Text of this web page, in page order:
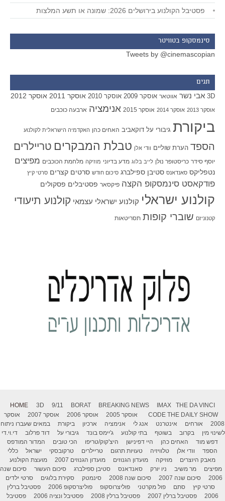
פסטיבל הקולנוע בירושלים 2026: שמונה או תשע המלצות
סינמסקופ בטוויטר
Tweets by @cinemascopian
תגים
3D אבי נשר אווטאר אוסקר 2009 אוסקר 2010 אוסקר 2011 אוסקר 2012
אוסקר 2013 אוסקר 2014 אוסקר 2015 אנימציה ארבעה כוכבים
ביקורת גיבורי על דוקאביב האחים כהן האקדמיה הישראלית לקולנוע
הספד הערת שוליים וודי אלן טבלת המבקרים טריילרים
יוסף סידר כריסטופר נולן לייב בלוג מדע בדיוני מוזיקה מלחמת הכוכבים מפיצים
נטפליקס סאנדאנס סטיבן ספילברג סיכום חודש סרטים קצרים סרטי קיץ
פודקאסט סינמסקופ הקצה פיקסאר פסטיבלים פסקולים
קולנוע ישראלי קולנוע ישראלי עצמאי קולנוע תיעודי
קטנוניזם שוברי קופות תסריטאות
HOME 3D 9/11 BORAT BREAKING NEWS IMAX
THE DA VINCI
CODE THE DAILY SHOW אוסקר 2005 אוסקר 2006 אוסקר 2007
אוסקר
2008
אורחים אינטרנט אנג לי אנימציה ארכיון ביקורת
במאים שעברו ניתוח
לשינוי מין
בקרוב בשוטף בתי קולנוע ג'יימס בונד גיבורי על דוד פרלוב
די.וי.די
דפש מוד
האחים כהן היי דפינישן היצ'קוק/טריפו הכי טובים
המדור המודפס
הספד
וודי אלן טלוויזיה טעויות תרגום טריילרים טרקובסקי ישראל
כללי
מאבק היוצרים
מוזיקה מועדון הגנוזים מועדון הגנוזים 2007
מועצת הקולנוע
מפיצים
מר משיב ניו יורק סאנדאנס סטיבן ספילברג סיכום העשור
סיכום שנה
2006
סיכום שנה 2007 סיכום שנה 2008 סינמטק סקירת בלוגים
סרטי ילדים
סרטי קיץ
סתם פול מקרטני פוליצרוסקופ פוליצרסקופ 2006
פסטיבל ברלין
2006
פסטיבל ברלין 2007 פסטיבל ברלין 2008 פסטיבל ונציה 2006 פסטיבל